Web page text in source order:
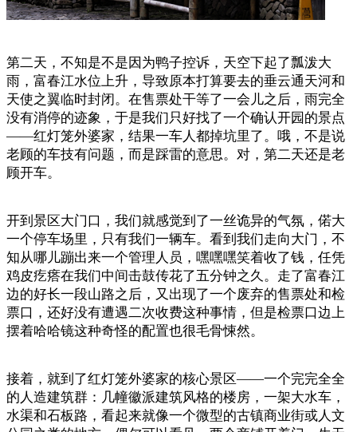
第二天，不知是不是因为鸭子控诉，天空下起了瓢泼大
雨，富春江水位上升，导致原本打算要去的垂云通天河和
天使之翼临时封闭。在售票处干等了一会儿之后，雨完全
没有消停的迹象，于是我们只好找了一个确认开园的景点
——红灯笼外婆家，结果一车人都掉坑里了。哦，不是说
老顾的车技有问题，而是踩雷的意思。对，第二天还是老
顾开车。
开到景区大门口，我们就感觉到了一丝诡异的气氛，偌大
一个停车场里，只有我们一辆车。看到我们走向大门，不
知从哪儿蹦出来一个管理人员，嘿嘿嘿笑着收了钱，任凭
鸡皮疙瘩在我们中间击鼓传花了五分钟之久。走了富春江
边的好长一段山路之后，又出现了一个废弃的售票处和检
票口，还好没有遭遇二次收费这种事情，但是检票口边上
摆着哈哈镜这种奇怪的配置也很毛骨悚然。
接着，就到了红灯笼外婆家的核心景区——一个完完全全
的人造建筑群：几幢徽派建筑风格的楼房，一架大水车，
水渠和石板路，看起来就像一个微型的古镇商业街或人文